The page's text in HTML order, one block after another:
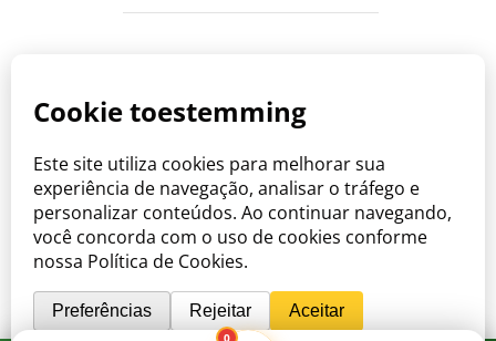
Copyright © Viva o Sabor 2026
van Brazilië.
0